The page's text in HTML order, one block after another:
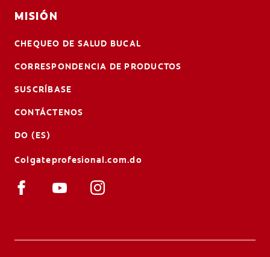
MISIÓN
CHEQUEO DE SALUD BUCAL
CORRESPONDENCIA DE PRODUCTOS
SUSCRÍBASE
CONTÁCTENOS
DO (ES)
Colgateprofesional.com.do